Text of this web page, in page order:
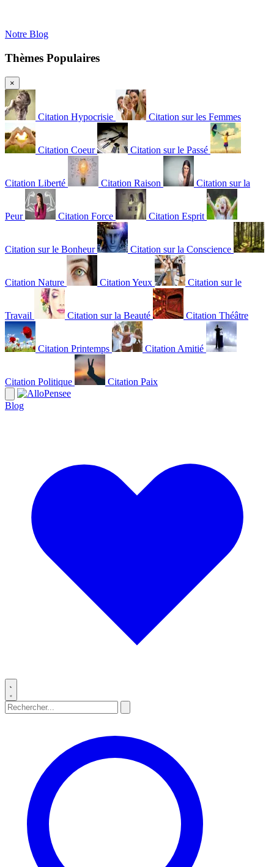
Notre Blog
Thèmes Populaires
×
Citation Hypocrisie Citation sur les Femmes
Citation Coeur Citation sur le Passé
Citation Liberté Citation Raison Citation sur la
Peur Citation Force Citation Esprit
Citation sur le Bonheur Citation sur la Conscience
Citation Nature Citation Yeux Citation sur le
Travail Citation sur la Beauté Citation Théâtre
Citation Printemps Citation Amitié
Citation Politique Citation Paix
Blog